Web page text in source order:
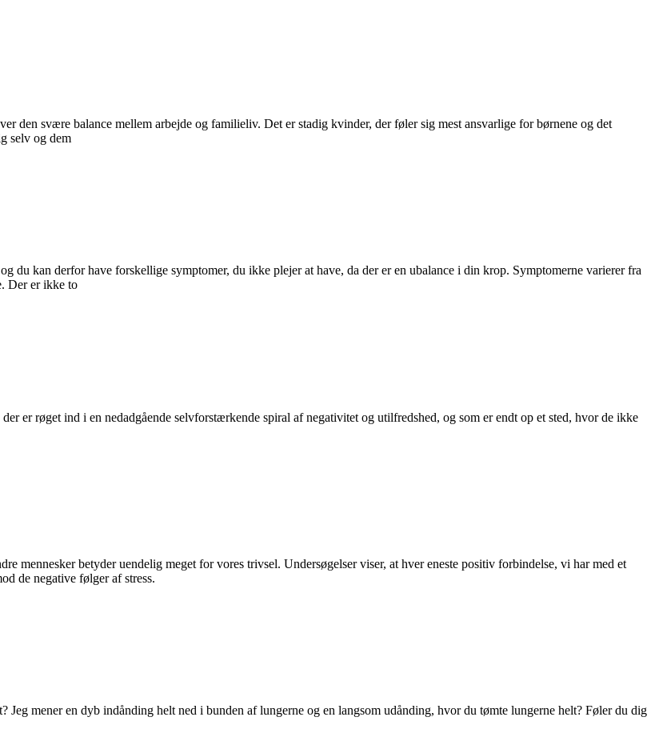
den svære balance mellem arbejde og familieliv. Det er stadig kvinder, der føler sig mest ansvarlige for børnene og det
selv og dem
du kan derfor have forskellige symptomer, du ikke plejer at have, da der er en ubalance i din krop. Symptomerne varierer fra
Der er ikke to
er røget ind i en nedadgående selvforstærkende spiral af negativitet og utilfredshed, og som er endt op et sted, hvor de ikke
mennesker betyder uendelig meget for vores trivsel. Undersøgelser viser, at hver eneste positiv forbindelse, vi har med et
de negative følger af stress.
mener en dyb indånding helt ned i bunden af lungerne og en langsom udånding, hvor du tømte lungerne helt? Føler du dig